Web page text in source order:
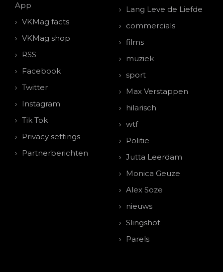
App
VKMag facts
VKMag shop
RSS
Facebook
Twitter
Instagram
Tik Tok
Privacy settings
Partnerberichten
Lang Leve de Liefde
commercials
films
muziek
sport
Max Verstappen
hilarisch
wtf
Politie
Jutta Leerdam
Monica Geuze
Alex Soze
nieuws
Slingshot
Parels